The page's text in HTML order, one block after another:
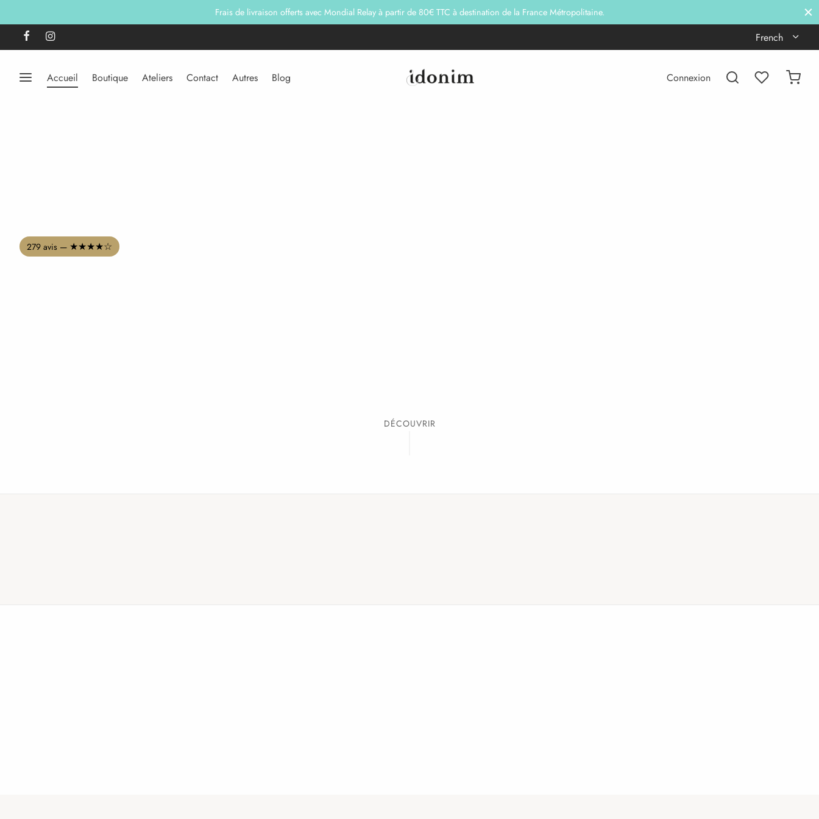
Frais de livraison offerts avec Mondial Relay à partir de 80€ TTC à destination de la France Métropolitaine.
French
Accueil Boutique Ateliers Contact Autres Blog Connexion
279 avis — ★★★★☆
DÉCOUVRIR